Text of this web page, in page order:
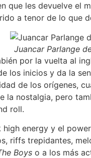
que les devuelve el
a tenor de lo que
Juancar Parlange
por la vuelta al
los inicios y da la
de los orígenes,
la nostalgia, pero
roll.
high energy y el
riffs trepidantes,
Boyso a los más